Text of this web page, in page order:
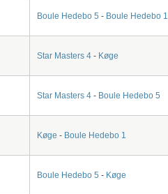
Boule Hedebo 5 - Boule Hedebo 1
Star Masters 4 - Køge
Star Masters 4 - Boule Hedebo 5
Køge - Boule Hedebo 1
Boule Hedebo 5 - Køge